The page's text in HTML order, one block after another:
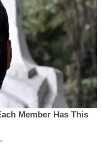
Member Has This